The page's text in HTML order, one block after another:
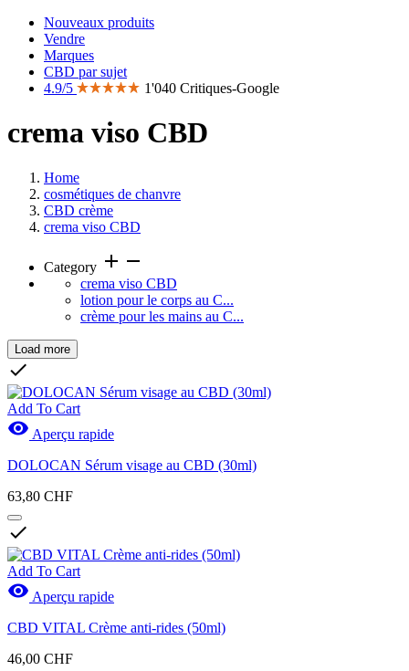
Nouveaux produits
Vendre
Marques
CBD par sujet
4.9/5
1'040 Critiques-Google
crema viso CBD
Home
cosmétiques de chanvre
CBD crème
crema viso CBD
Category add remove
crema viso CBD
lotion pour le corps au C...
crème pour les mains au C...
Clear
Prix
Marques
Nouveaux produits
Actions
Actions
Load more

Add To Cart
 Aperçu rapide
DOLOCAN Sérum visage au CBD (30ml)
63,80 CHF

Add To Cart
 Aperçu rapide
CBD VITAL Crème anti-rides (50ml)
46,00 CHF